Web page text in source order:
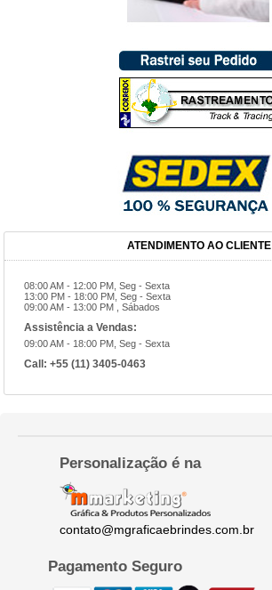
ATENDIMENTO AO CLIENTE
08:00 AM - 12:00 PM, Seg - Sexta
13:00 PM - 18:00 PM, Seg - Sexta
09:00 AM - 13:00 PM , Sábados
Assistência a Vendas:
09:00 AM - 18:00 PM, Seg - Sexta
Call:+55 (11) 3405-0463
Personalização é na
contato@mgraficaebrindes.com.br
Pagamento Seguro